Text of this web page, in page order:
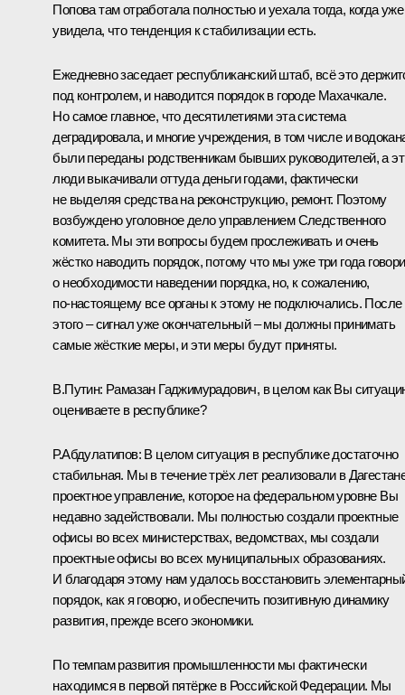
Попова там отработала полностью и уехала тогда, когда уже
увидела, что тенденция к стабилизации есть.
Ежедневно заседает республиканский штаб, всё это
под контролем, и наводится порядок в городе Махачкале.
Но самое главное, что десятилетиями эта система
деградировала, и многие учреждения, в том числе и
были переданы родственникам бывших руководителей, а
люди выкачивали оттуда деньги годами, фактически
не выделяя средства на реконструкцию, ремонт. Поэтому
возбуждено уголовное дело управлением Следственного
комитета. Мы эти вопросы будем прослеживать и очень
жёстко наводить порядок, потому что мы уже три года
о необходимости наведении порядка, но, к сожалению,
по‑настоящему все органы к этому не подключались. После
этого – сигнал уже окончательный – мы должны принимать
самые жёсткие меры, и эти меры будут приняты.
В.Путин: Рамазан Гаджимурадович, в целом как Вы
оцениваете в республике?
Р.Абдулатипов: В целом ситуация в республике достаточно
стабильная. Мы в течение трёх лет реализовали в
проектное управление, которое на федеральном уровне Вы
недавно задействовали. Мы полностью создали проектные
офисы во всех министерствах, ведомствах, мы создали
проектные офисы во всех муниципальных образованиях.
И благодаря этому нам удалось восстановить
порядок, как я говорю, и обеспечить позитивную динамику
развития, прежде всего экономики.
По темпам развития промышленности мы фактически
находимся в первой пятёрке в Российской Федерации. Мы